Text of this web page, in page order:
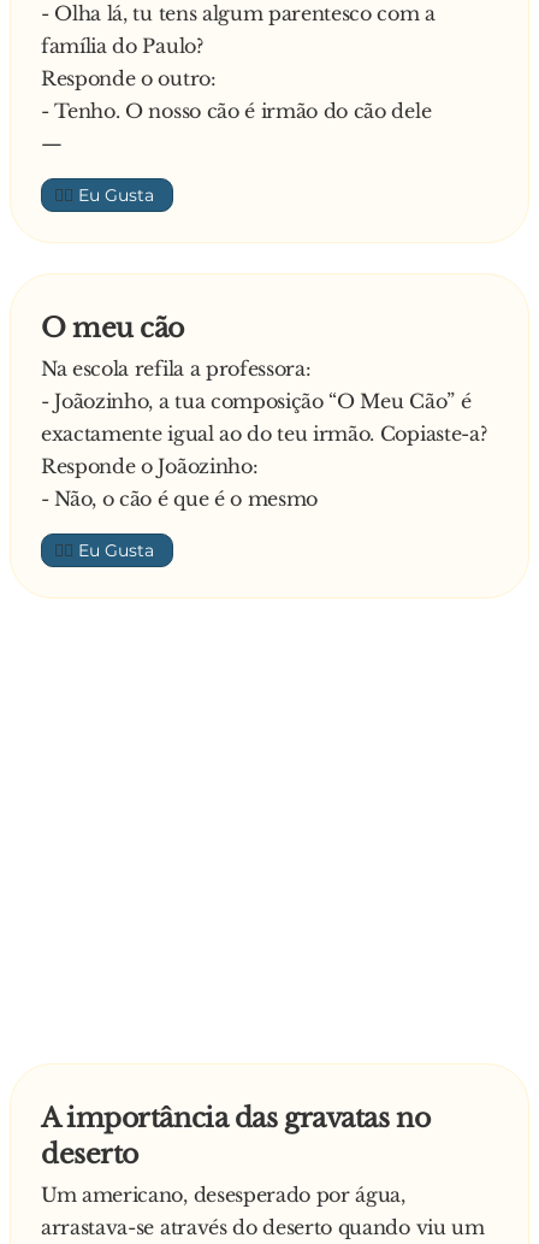
- Olha lá, tu tens algum parentesco com a
família do Paulo?
Responde o outro:
- Tenho. O nosso cão é irmão do cão dele
—
👍🏼
O meu cão
Na escola refila a professora:
- Joãozinho, a tua composição “O Meu Cão” é
exactamente igual ao do teu irmão. Copiaste-a?
Responde o Joãozinho:
- Não, o cão é que é o mesmo
👍🏼
A importância das gravatas no
deserto
Um americano, desesperado por água,
arrastava-se através do deserto quando viu um